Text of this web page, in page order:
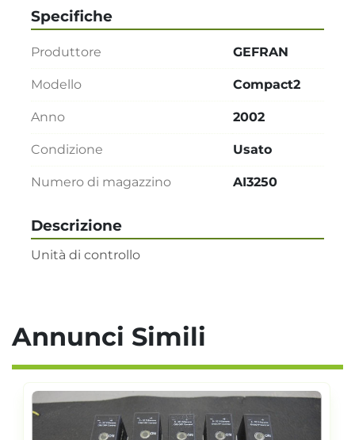
Descrizione
Unità di controllo
Specifiche
Produttore GEFRAN
Modello Compact2
Anno 2002
Condizione Usato
Numero di magazzino AI3250
Annunci Simili